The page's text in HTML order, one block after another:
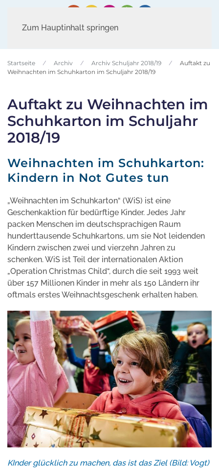
Zum Hauptinhalt springen
Startseite Archiv Archiv Schuljahr 2018/19
Auftakt zu
Weihnachten im Schuhkarton im Schuljahr 2018/19
Auftakt zu Weihnachten im
Schuhkarton im Schuljahr
2018/19
Weihnachten im Schuhkarton:
Kindern in Not Gutes tun
„Weihnachten im Schuhkarton“ (WiS) ist eine
Geschenkaktion für bedürftige Kinder. Jedes Jahr
packen Menschen im deutschsprachigen Raum
hunderttausende Schuhkartons, um sie Not leidenden
Kindern zwischen zwei und vierzehn Jahren zu
schenken. WiS ist Teil der internationalen Aktion
„Operation Christmas Child“, durch die seit 1993 weit
über 157 Millionen Kinder in mehr als 150 Ländern ihr
oftmals erstes Weihnachtsgeschenk erhalten haben.
KInder glücklich zu machen, das ist das Ziel (Bild: Vogt)